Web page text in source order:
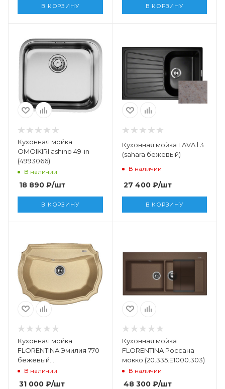
В КОРЗИНУ В КОРЗИНУ
Кухонная мойка
OMOIKIRI ashino 49-in
(4993066)
В наличии
18 890 ₽/шт
В КОРЗИНУ
Кухонная мойка LAVA l.3
(sahara бежевый)
В наличии
27 400₽/шт
В КОРЗИНУ
Кухонная мойка
FLORENTINA Эмилия 770
бежевый
(20.360.E0770.104)
В наличии
31 000 ₽/шт
Кухонная мойка
FLORENTINA Россана
мокко (20.335.E1000.303)
В наличии
48 300₽/шт